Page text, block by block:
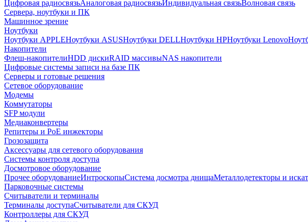
Цифровая радиосвязьАналоговая радиосвязьИндивидуальная связьВолновая связь
Сервера, ноутбуки и ПК
Машинное зрение
Ноутбуки
Ноутбуки APPLEНоутбуки ASUSНоутбуки DELLНоутбуки HPНоутбуки Lenovo
Накопители
Флеш-накопителиHDD дискиRAID массивыNAS накопители
Цифровые системы записи на базе ПК
Серверы и готовые решения
Сетевое оборудование
Модемы
Коммутаторы
SFP модули
Медиаконвертеры
Репитеры и PoE инжекторы
Грозозащита
Аксессуары для сетевого оборудования
Системы контроля доступа
Досмотровое оборудование
Прочее оборудованиеИнтроскопыСистема досмотра днищаМеталлодетекторы и
Парковочные системы
Считыватели и терминалы
Терминалы доступаСчитыватели для СКУД
Контроллеры для СКУД